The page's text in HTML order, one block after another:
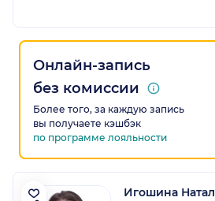
Онлайн-запись
без комиссии
Более того, за каждую запись
вы получаете кэшбэк
по программе лояльности
Игошина